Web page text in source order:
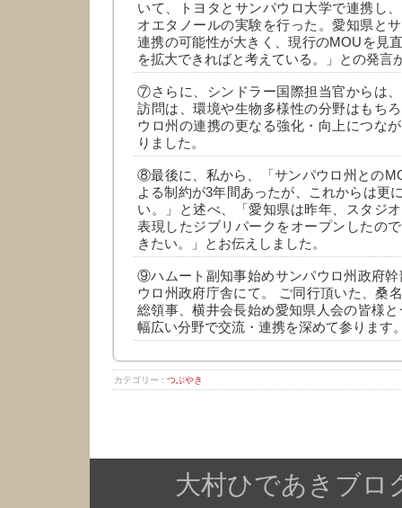
いて、トヨタとサンパウロ大学で連携し
オエタノールの実験を行った。愛知県と
連携の可能性が大きく、現行のMOUを見
を拡大できればと考えている。」との発言
⑦さらに、シンドラー国際担当官からは
訪問は、環境や生物多様性の分野はもち
ウロ州の連携の更なる強化・向上につな
りました。
⑧最後に、私から、「サンパウロ州との
よる制約が3年間あったが、これからは更
い。」と述べ、「愛知県は昨年、スタジ
表現したジブリパークをオープンしたの
きたい。」とお伝えしました。
⑨ハムート副知事始めサンパウロ州政府
ウロ州政府庁舎にて。 ご同行頂いた、桑
総領事、横井会長始め愛知県人会の皆様
幅広い分野で交流・連携を深めて参ります
カテゴリー : つぶやき
大村ひであきブロ